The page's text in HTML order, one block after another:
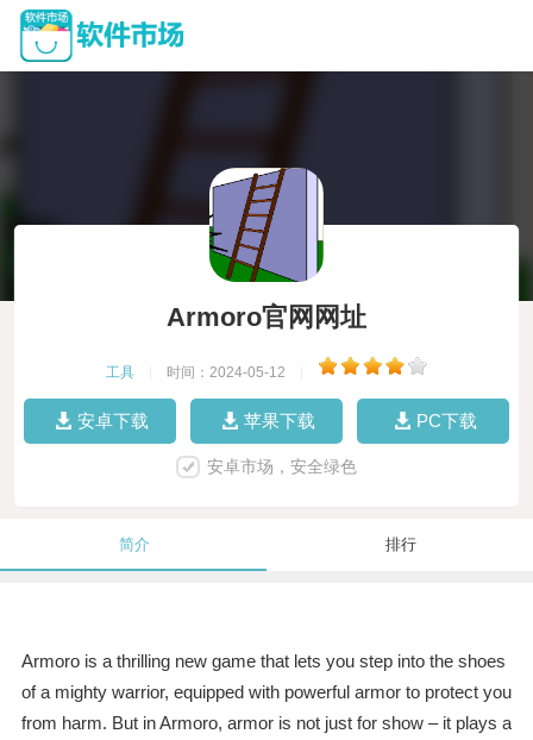
Armoro官网网址
工具 时间：2024-05-12
安卓下载 苹果下载 PC下载
安卓市场，安全绿色
简介 排行
Armoro is a thrilling new game that lets you step into the shoes
of a mighty warrior, equipped with powerful armor to protect you
from harm. But in Armoro, armor is not just for show – it plays a